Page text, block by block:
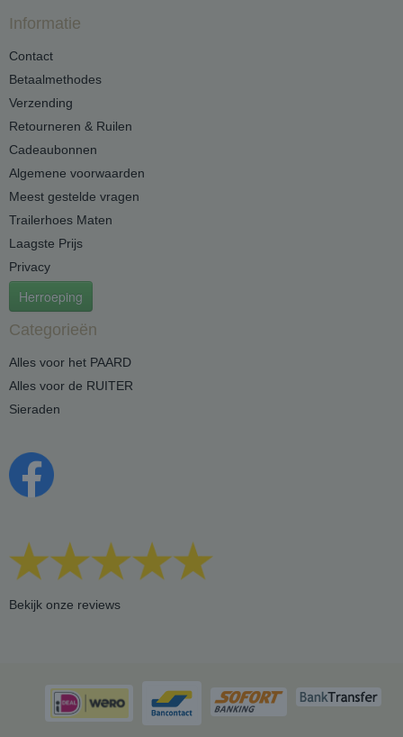
Informatie
Contact
Betaalmethodes
Verzending
Retourneren & Ruilen
Cadeaubonnen
Algemene voorwaarden
Meest gestelde vragen
Trailerhoes Maten
Laagste Prijs
Privacy
Herroeping
Categorieën
Alles voor het PAARD
Alles voor de RUITER
Sieraden
Bekijk onze reviews